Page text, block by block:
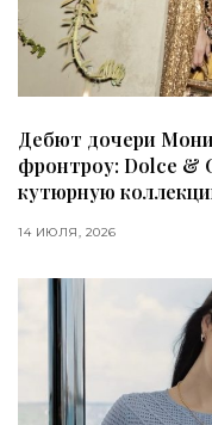
Дебют дочери
фронтроу: Dolce &
кутюрную
14 ИЮЛЯ, 2026